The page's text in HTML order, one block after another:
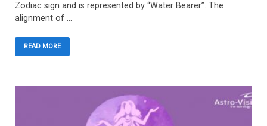
Zodiac sign and is represented by “Water Bearer”. The
alignment of …
READ MORE